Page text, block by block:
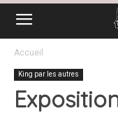
Accueil
King par les autres